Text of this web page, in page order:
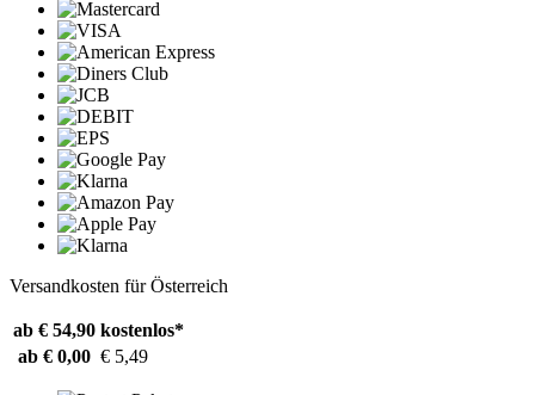
Versandkosten für Österreich
ab € 54,90 kostenlos*
ab € 0,00 € 5,49